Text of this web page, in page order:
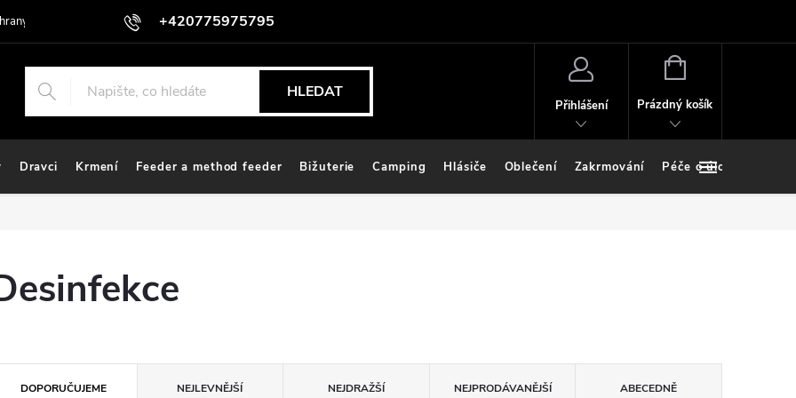
+420775975795
osobních údajů
HLEDAT
Přihlášení
NÁKUPNÍ
Prázdný košík
Dravci Krmení Feeder a method feeder Bižuterie Camping Hlásiče Oblečení Zakrmování Péče o úlovek
DOPORUČUJEME NEJLEVNĚJŠÍ NEJDRAŽŠÍ NEJPRODÁVANĚJŠÍ ABECEDNĚ